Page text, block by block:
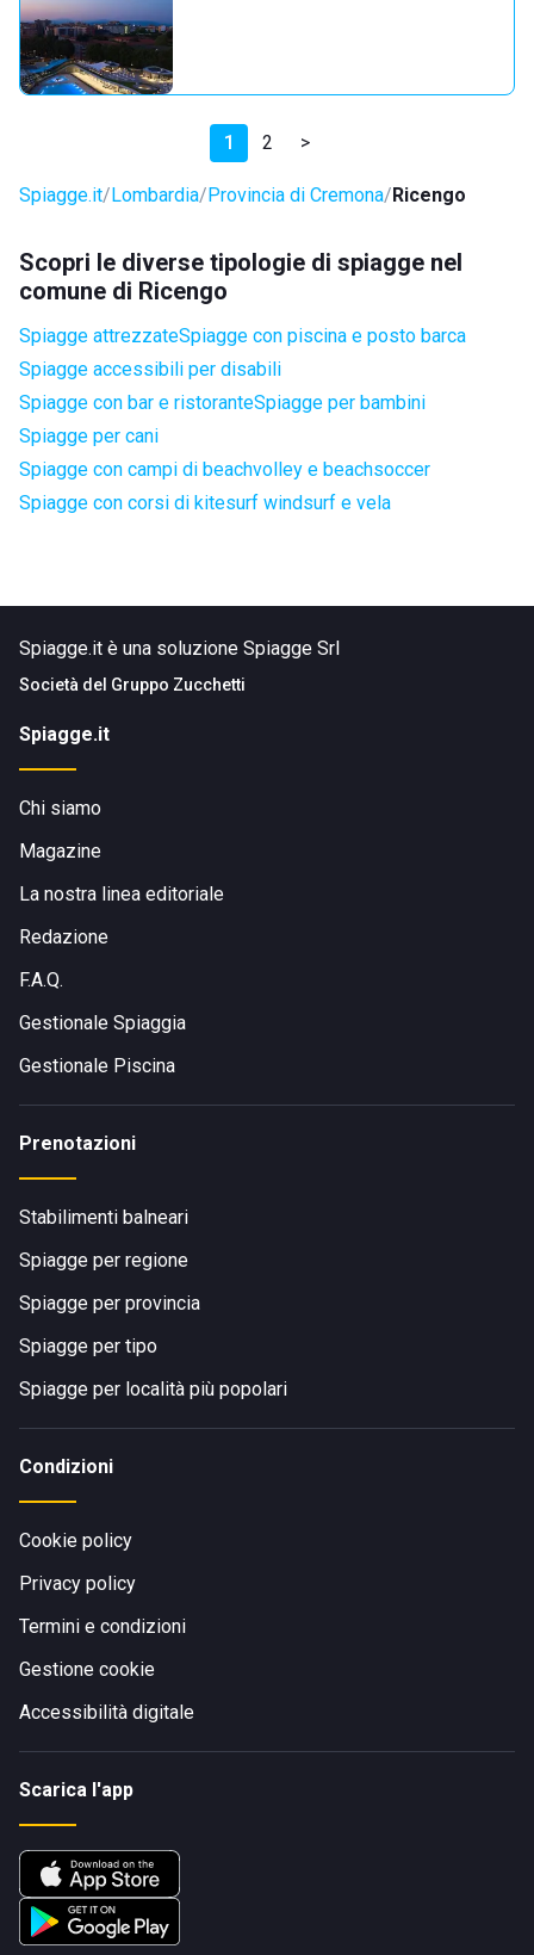
1 2 >
Spiagge.it Lombardia Provincia di Cremona Ricengo
Scopri le diverse tipologie di spiagge nel
comune di Ricengo
Spiagge attrezzateSpiagge con piscina e posto barca
Spiagge accessibili per disabili
Spiagge con bar e ristoranteSpiagge per bambini
Spiagge per cani
Spiagge con campi di beachvolley e beachsoccer
Spiagge con corsi di kitesurf windsurf e vela
Spiagge.it è una soluzione Spiagge Srl
Società del Gruppo Zucchetti
Spiagge.it
Chi siamo
Magazine
La nostra linea editoriale
Redazione
F.A.Q.
Gestionale Spiaggia
Gestionale Piscina
Prenotazioni
Stabilimenti balneari
Spiagge per regione
Spiagge per provincia
Spiagge per tipo
Spiagge per località più popolari
Condizioni
Cookie policy
Privacy policy
Termini e condizioni
Gestione cookie
Accessibilità digitale
Scarica l'app